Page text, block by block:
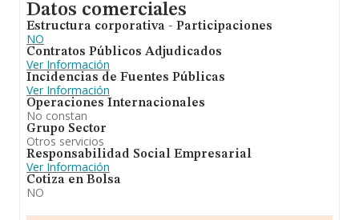
Datos comerciales
Estructura corporativa - Participaciones
NO
Contratos Públicos Adjudicados
Ver Información
Incidencias de Fuentes Públicas
Ver Información
Operaciones Internacionales
No constan
Grupo Sector
Otros servicios
Responsabilidad Social Empresarial
Ver Información
Cotiza en Bolsa
NO